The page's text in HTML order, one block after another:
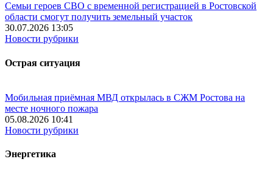
Семьи героев СВО с временной регистрацией в Ростовской
области смогут получить земельный участок
30.07.2026 13:05
Новости рубрики
Острая ситуация
Мобильная приёмная МВД открылась в СЖМ Ростова на
месте ночного пожара
05.08.2026 10:41
Новости рубрики
Энергетика